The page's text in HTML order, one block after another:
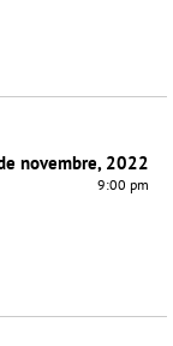
novembre, 2022
9:00 pm